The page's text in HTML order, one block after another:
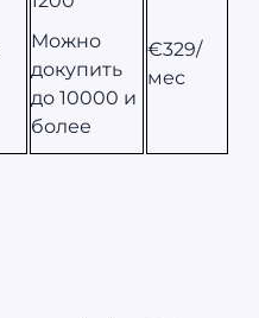
Можно
докупить
до 10000 и
более
€329/
мес